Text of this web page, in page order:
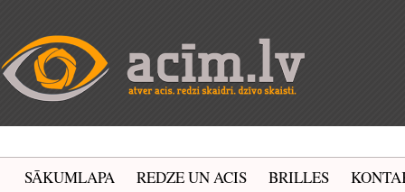
SĀKUMLAPA REDZE UN ACIS BRILLES